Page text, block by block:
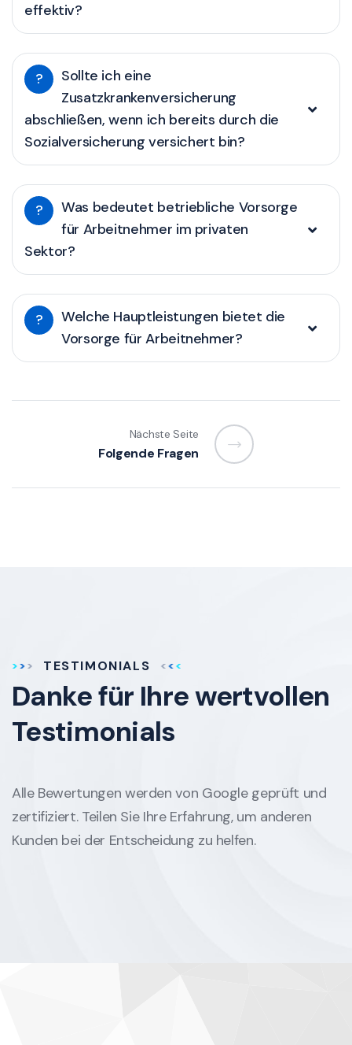
effektiv?
?
Sollte ich eine
Zusatzkrankenversicherung
abschließen, wenn ich bereits durch die
Sozialversicherung versichert bin?
?
Was bedeutet betriebliche Vorsorge
für Arbeitnehmer im privaten
Sektor?
?
Welche Hauptleistungen bietet die
Vorsorge für Arbeitnehmer?
Nächste Seite
Folgende Fragen
TESTIMONIALS
Danke für Ihrewertvollen
Testimonials
Alle Bewertungen werden von Google geprüft und
zertifiziert. Teilen Sie Ihre Erfahrung, um anderen
Kunden bei der Entscheidung zu helfen.